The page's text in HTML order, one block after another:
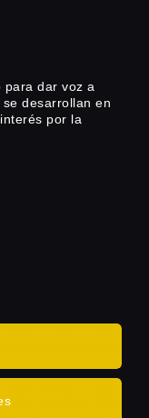
para dar voz a
desarrollan en
por la